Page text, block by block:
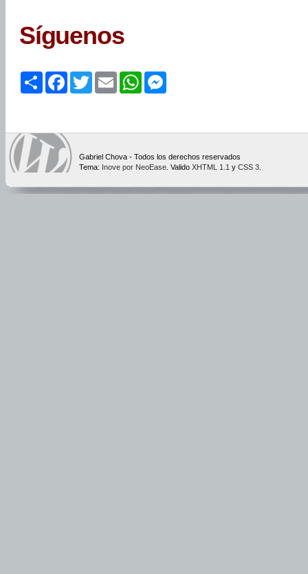
Síguenos
ShareFacebook
TwitterEmailWhatsApp
Gabriel Chova - Todos los derechos reservados
Tema: Inove por NeoEase . Valido XHTML 1.1 y CSS 3